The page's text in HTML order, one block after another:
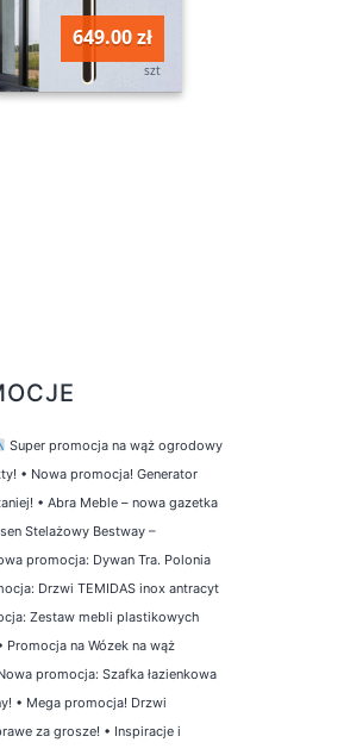
649.00 zł
szt
Super promocja na wąż ogrodowy
• Nowa promocja! Generator
• Abra Meble – nowa gazetka
Stelażowy Bestway –
promocja: Dywan Tra. Polonia
Drzwi TEMIDAS inox antracyt
Zestaw mebli plastikowych
Promocja na Wózek na wąż
promocja: Szafka łazienkowa
• Mega promocja! Drzwi
za grosze! • Inspiracje i